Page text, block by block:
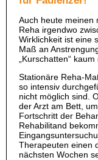
Auch heute meinen
Reha irgendwo
Wirklichkeit ist eine
Maß an
„Kurschatten“
Stationäre Reha-
so intensiv
nicht möglich sind.
der Arzt am Bett,
Fortschritt der
Rehabilitand
Therapeuten einen
nächsten Wochen